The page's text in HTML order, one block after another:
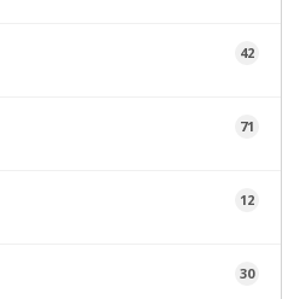
42
71
12
30